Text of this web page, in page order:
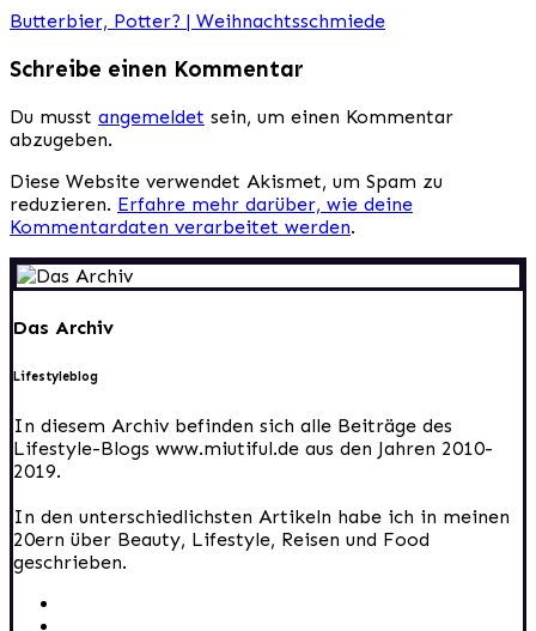
Butterbier, Potter? | Weihnachtsschmiede
Schreibe einen Kommentar
Du musst angemeldet sein, um einen Kommentar
abzugeben.
Diese Website verwendet Akismet, um Spam zu
reduzieren. Erfahre mehr darüber, wie deine
Kommentardaten verarbeitet werden.
Das Archiv
Lifestyleblog
In diesem Archiv befinden sich alle Beiträge des
Lifestyle-Blogs www.miutiful.de aus den Jahren 2010-
2019.
In den unterschiedlichsten Artikeln habe ich in meinen
20ern über Beauty, Lifestyle, Reisen und Food
geschrieben.